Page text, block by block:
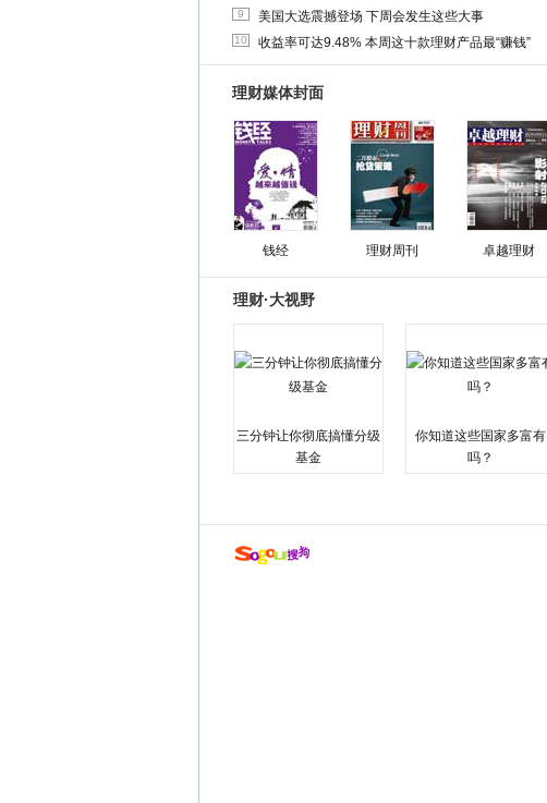
9 美国大选震撼登场 下周会发生这些大事
10 收益率可达9.48% 本周这十款理财产品最“赚钱”
理财媒体封面
钱经 理财周刊 卓越理财
理财·大视野
三分钟让你彻底搞懂分级
基金
你知道这些国家多富有
吗？